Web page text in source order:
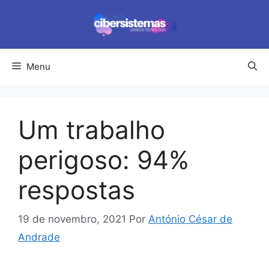
conteúdo
Menu
Um trabalho
perigoso: 94%
respostas
19 de novembro, 2021 Por António César de
Andrade